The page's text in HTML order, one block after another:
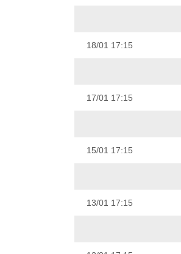
18/01 17:15
17/01 17:15
15/01 17:15
13/01 17:15